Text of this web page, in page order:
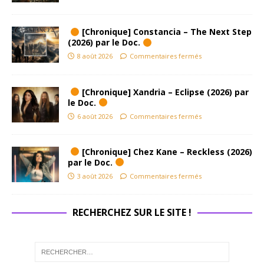
[Chronique] Constancia – The Next Step
(2026) par le Doc.
8 août 2026 Commentaires fermés
[Chronique] Xandria – Eclipse (2026) par
le Doc.
6 août 2026 Commentaires fermés
[Chronique] Chez Kane – Reckless (2026)
par le Doc.
3 août 2026 Commentaires fermés
RECHERCHEZ SUR LE SITE !